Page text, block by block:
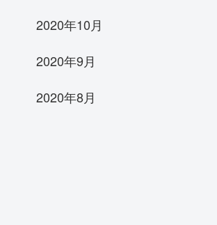
2020年10月
2020年9月
2020年8月